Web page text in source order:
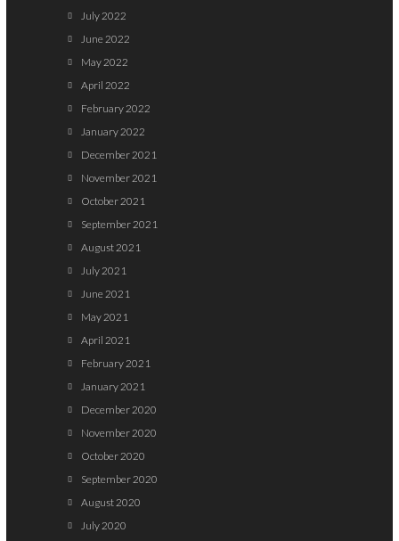
July 2022
June 2022
May 2022
April 2022
February 2022
January 2022
December 2021
November 2021
October 2021
September 2021
August 2021
July 2021
June 2021
May 2021
April 2021
February 2021
January 2021
December 2020
November 2020
October 2020
September 2020
August 2020
July 2020